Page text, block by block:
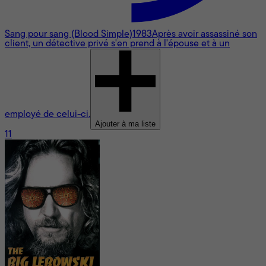
Sang pour sang (Blood Simple)1983Après avoir assassiné son
client, un détective privé s'en prend à l'épouse et à un
employé de celui-ci.
Ajouter à ma liste
11